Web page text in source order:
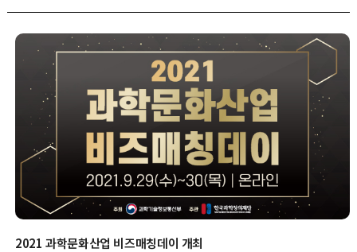
2021 과학문화산업 비즈매칭데이 개최